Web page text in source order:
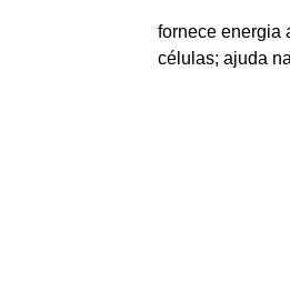
fornece energia
células; ajuda